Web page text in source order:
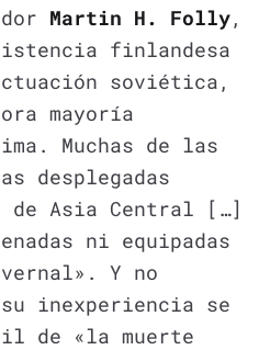
Martin H. Folly,
finlandesa
soviética,
mayoría
Muchas de las
desplegadas
de Asia Central […]
ni equipadas
Y no
inexperiencia se
de «la muerte